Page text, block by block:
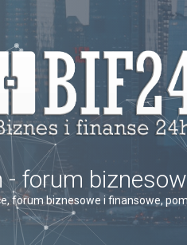
forum
forum biznesowe i finansowe,